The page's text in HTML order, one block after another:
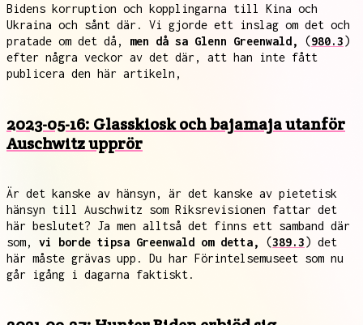
Bidens korruption och kopplingarna till Kina och
Ukraina och sånt där. Vi gjorde ett inslag om det och
pratade om det då, men då sa Glenn Greenwald, (980.3)
efter några veckor av det där, att han inte fått
publicera den här artikeln,
2023-05-16: Glasskiosk och bajamaja utanför
Auschwitz upprör
Är det kanske av hänsyn, är det kanske av pietetisk
hänsyn till Auschwitz som Riksrevisionen fattar det
här beslutet? Ja men alltså det finns ett samband där
som, vi borde tipsa Greenwald om detta, (389.3) det
här måste grävas upp. Du har Förintelsemuseet som nu
går igång i dagarna faktiskt.